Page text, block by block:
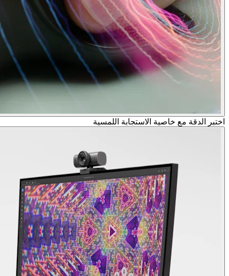
اختبر الدقة مع خاصية الاستجابة اللمسية